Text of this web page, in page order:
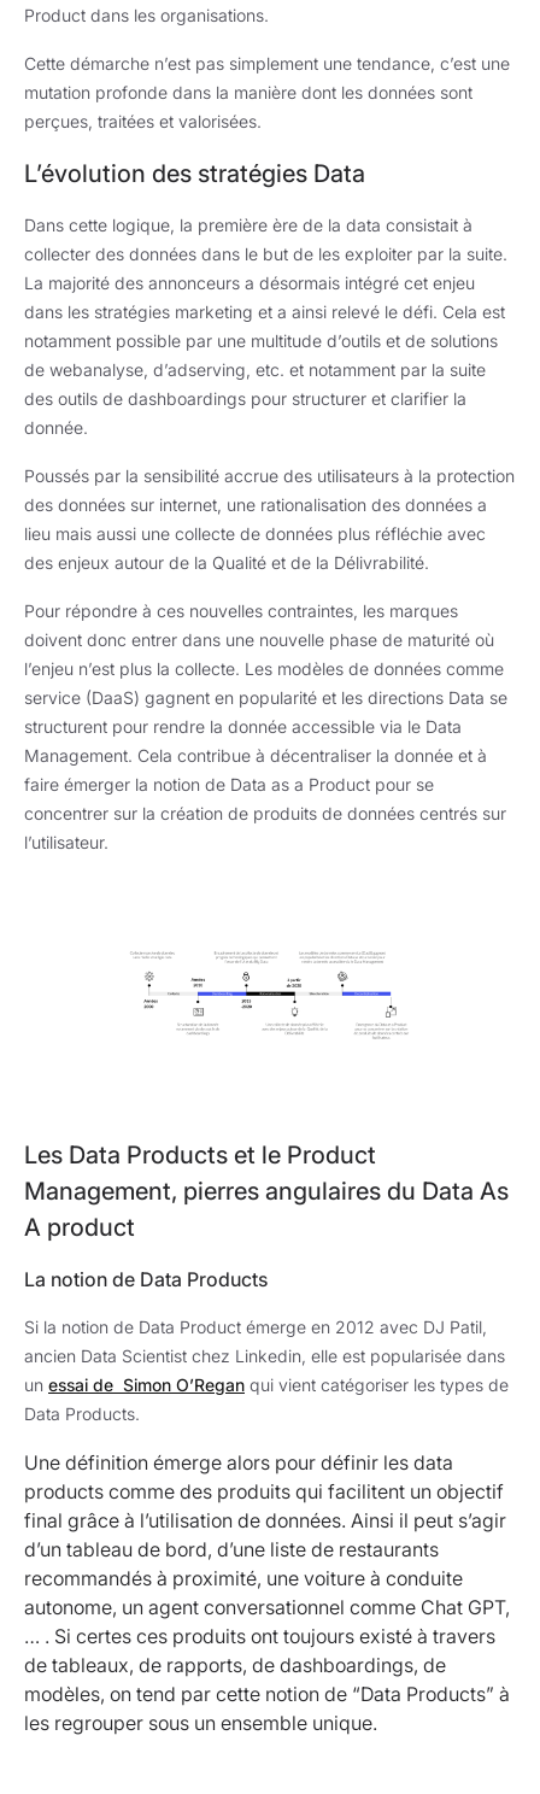
Product dans les organisations.
Cette démarche n’est pas simplement une tendance, c’est une
mutation profonde dans la manière dont les données sont
perçues, traitées et valorisées.
L’évolution des stratégies Data
Dans cette logique, la première ère de la data consistait à
collecter des données dans le but de les exploiter par la suite.
La majorité des annonceurs a désormais intégré cet enjeu
dans les stratégies marketing et a ainsi relevé le défi. Cela est
notamment possible par une multitude d’outils et de solutions
de webanalyse, d’adserving, etc. et notamment par la suite
des outils de dashboardings pour structurer et clarifier la
donnée.
Poussés par la sensibilité accrue des utilisateurs à la protection
des données sur internet, une rationalisation des données a
lieu mais aussi une collecte de données plus réfléchie avec
des enjeux autour de la Qualité et de la Délivrabilité.
Pour répondre à ces nouvelles contraintes, les marques
doivent donc entrer dans une nouvelle phase de maturité où
l’enjeu n’est plus la collecte. Les modèles de données comme
service (DaaS) gagnent en popularité et les directions Data se
structurent pour rendre la donnée accessible via le Data
Management. Cela contribue à décentraliser la donnée et à
faire émerger la notion de Data as a Product pour se
concentrer sur la création de produits de données centrés sur
l’utilisateur.
Les Data Products et le Product
Management, pierres angulaires du Data As
A product
La notion de Data Products
Si la notion de Data Product émerge en 2012 avec DJ Patil,
ancien Data Scientist chez Linkedin, elle est popularisée dans
un essai de Simon O’Regan qui vient catégoriser les types de
Data Products.
Une définition émerge alors pour définir les data
products comme des produits qui facilitent un objectif
final grâce à l’utilisation de données. Ainsi il peut s’agir
d’un tableau de bord, d’une liste de restaurants
recommandés à proximité, une voiture à conduite
autonome, un agent conversationnel comme Chat GPT,
… . Si certes ces produits ont toujours existé à travers
de tableaux, de rapports, de dashboardings, de
modèles, on tend par cette notion de “Data Products” à
les regrouper sous un ensemble unique.